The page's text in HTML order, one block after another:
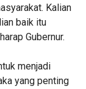
Kalian
baik itu
Gubernur.
menjadi
yang penting